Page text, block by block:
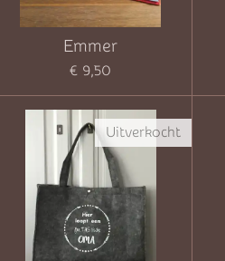
Emmer
€ 9,50
Uitverkocht